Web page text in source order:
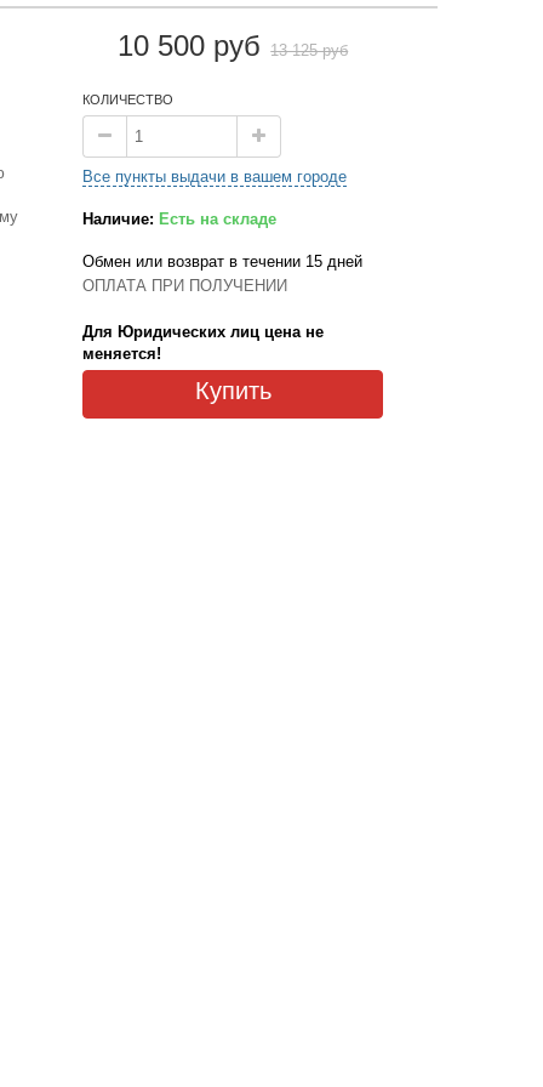
10 500 руб 13 125 руб
КОЛИЧЕСТВО
Все пункты выдачи в вашем городе
Наличие: Есть на складе
Обмен или возврат в течении 15 дней
ОПЛАТА ПРИ ПОЛУЧЕНИИ
Для Юридических лиц цена не
меняется!
Купить